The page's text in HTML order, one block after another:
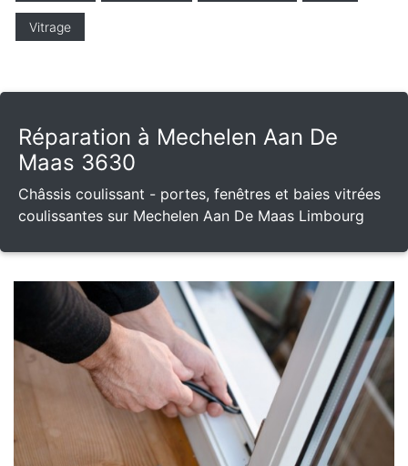
Vitrage
Réparation à Mechelen Aan De
Maas 3630
Châssis coulissant - portes, fenêtres et baies vitrées
coulissantes sur Mechelen Aan De Maas Limbourg